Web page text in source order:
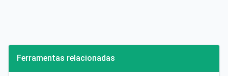
Ferramentas relacionadas